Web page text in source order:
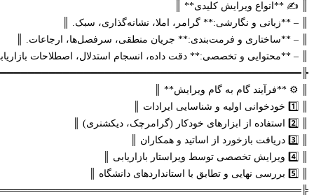
║ ✍️ **انواع ویرایش کلیدی** ║
║ – **زبانی و نگارشی:** گرامر، املا، نشانه‌گذاری، سبک. ║
║ – **ساختاری و فرمت‌بندی:** جریان منطقی، سرفصل‌ها، ارجاعات. ║
║ – **محتوایی و تخصصی:** دقت داده، انسجام استدلال، اصطلاحات
║ ⚙️ **فرآیند گام به گام ویرایش** ║